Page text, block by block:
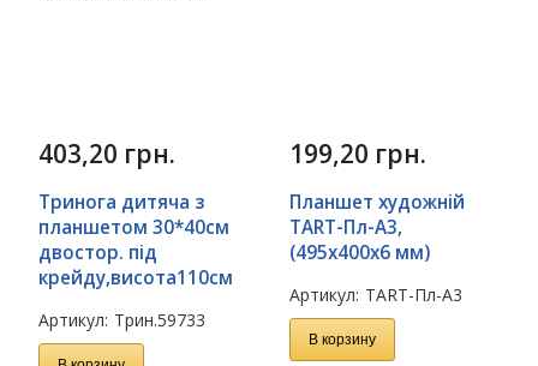
403,20 грн.
Тринога дитяча з
планшетом 30*40см
двостор. під
крейду,висота110см
Артикул: Трин.59733
199,20 грн.
Планшет художній
TART-Пл-А3,
(495х400х6 мм)
Артикул: TART-Пл-А3
В корзину